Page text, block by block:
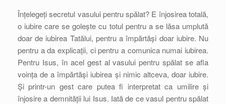
Înțelegeți secretul vasului pentru spălat? E înjosirea totală,
o iubire care se golește cu totul pentru a se lăsa umplută
doar de iubirea Tatălui, pentru a împărtăși doar iubire. Nu
pentru a da explicații, ci pentru a comunica numai iubirea.
Pentru Isus, în acel gest al vasului pentru spălat se afla
voința de a împărtăși iubirea și nimic altceva, doar iubire.
Și printr-un gest care putea fi interpretat ca umilire și
înjosire a demnității lui Isus. Iată de ce vasul pentru spălat